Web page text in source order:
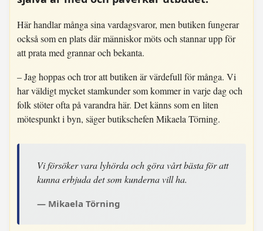
Här handlar många sina vardagsvaror, men butiken fungerar
också som en plats där människor möts och stannar upp för
att prata med grannar och bekanta.
– Jag hoppas och tror att butiken är värdefull för många. Vi
har väldigt mycket stamkunder som kommer in varje dag och
folk stöter ofta på varandra här. Det känns som en liten
mötespunkt i byn, säger butikschefen Mikaela Törning.
Vi försöker vara lyhörda och göra vårt bästa för att
kunna erbjuda det som kunderna vill ha.
Mikaela Törning